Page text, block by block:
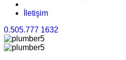
İletişim
0.505.777 1632